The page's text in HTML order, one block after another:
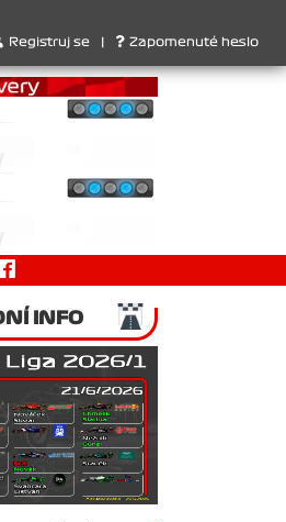
, 3. RedBull ..... SprintCup - 1.
Registruj se Zapomenuté heslo
INFO